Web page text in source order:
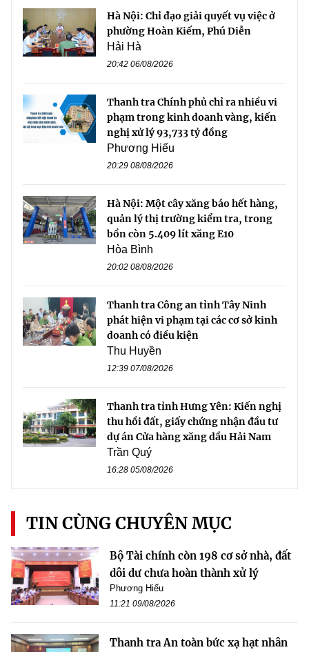
Hà Nội: Chỉ đạo giải quyết vụ việc ở
phường Hoàn Kiếm, Phú Diễn
Hải Hà
20:42 06/08/2026
Thanh tra Chính phủ chỉ ra nhiều vi
phạm trong kinh doanh vàng, kiến
nghị xử lý 93,733 tỷ đồng
Phương Hiếu
20:29 08/08/2026
Hà Nội: Một cây xăng báo hết hàng,
quản lý thị trường kiểm tra, trong
bồn còn 5.409 lít xăng E10
Hòa Bình
20:02 08/08/2026
Thanh tra Công an tỉnh Tây Ninh
phát hiện vi phạm tại các cơ sở kinh
doanh có điều kiện
Thu Huyền
12:39 07/08/2026
Thanh tra tỉnh Hưng Yên: Kiến nghị
thu hồi đất, giấy chứng nhận đầu tư
dự án Cửa hàng xăng dầu Hải Nam
Trần Quý
16:28 05/08/2026
TIN CÙNG CHUYÊN MỤC
Bộ Tài chính còn 198 cơ sở nhà, đất
dôi dư chưa hoàn thành xử lý
Phương Hiếu
11:21 09/08/2026
Thanh tra An toàn bức xạ hạt nhân